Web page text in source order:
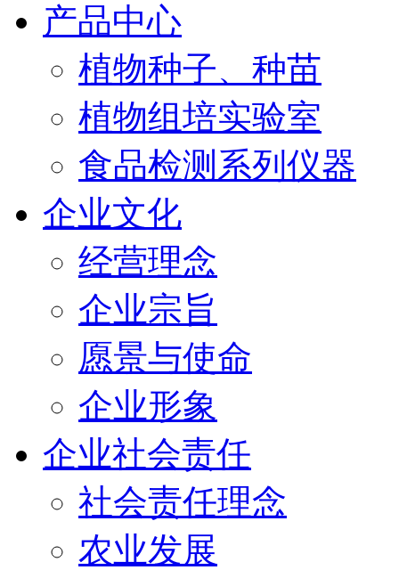
产品中心
植物种子、种苗
植物组培实验室
食品检测系列仪器
企业文化
经营理念
企业宗旨
愿景与使命
企业形象
企业社会责任
社会责任理念
农业发展